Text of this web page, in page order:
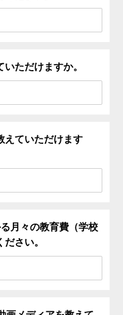
ただけますか。
えていただけます
月々の教育費（学校
さい。